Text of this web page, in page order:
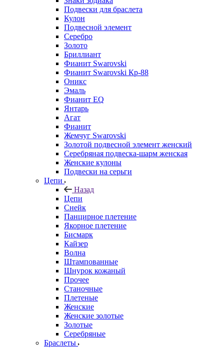
Подвески для браслета
Кулон
Подвесной элемент
Серебро
Золото
Бриллиант
Фианит Swarovski
Фианит Swarovski Кр-88
Оникс
Эмаль
Фианит EQ
Янтарь
Агат
Фианит
Жемчуг Swarovski
Золотой подвесной элемент женcкий
Серебряная подвеска-шарм женская
Женские кулоны
Подвески на серьги
Цепи
Назад
Цепи
Снейк
Панцирное плетение
Якорное плетение
Бисмарк
Кайзер
Волна
Штампованные
Шнурок кожаный
Прочее
Станочные
Плетеные
Женские
Женские золотые
Золотые
Серебряные
Браслеты